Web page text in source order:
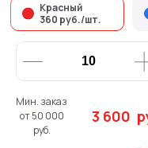
Красный
360 руб./шт.
Мин. заказ
от 50 000
руб.
3 600